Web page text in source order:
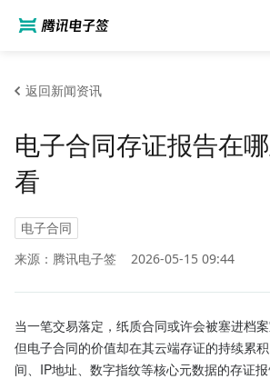
返回新闻资讯
电子合同存证报告在
看
电子合同
来源：腾讯电子签
2026-05-15 09:44
当一笔交易落定，纸质合同或许会被塞进档
但电子合同的价值却在其云端存证的持续累
间、IP地址、数字指纹等核心元数据的存证